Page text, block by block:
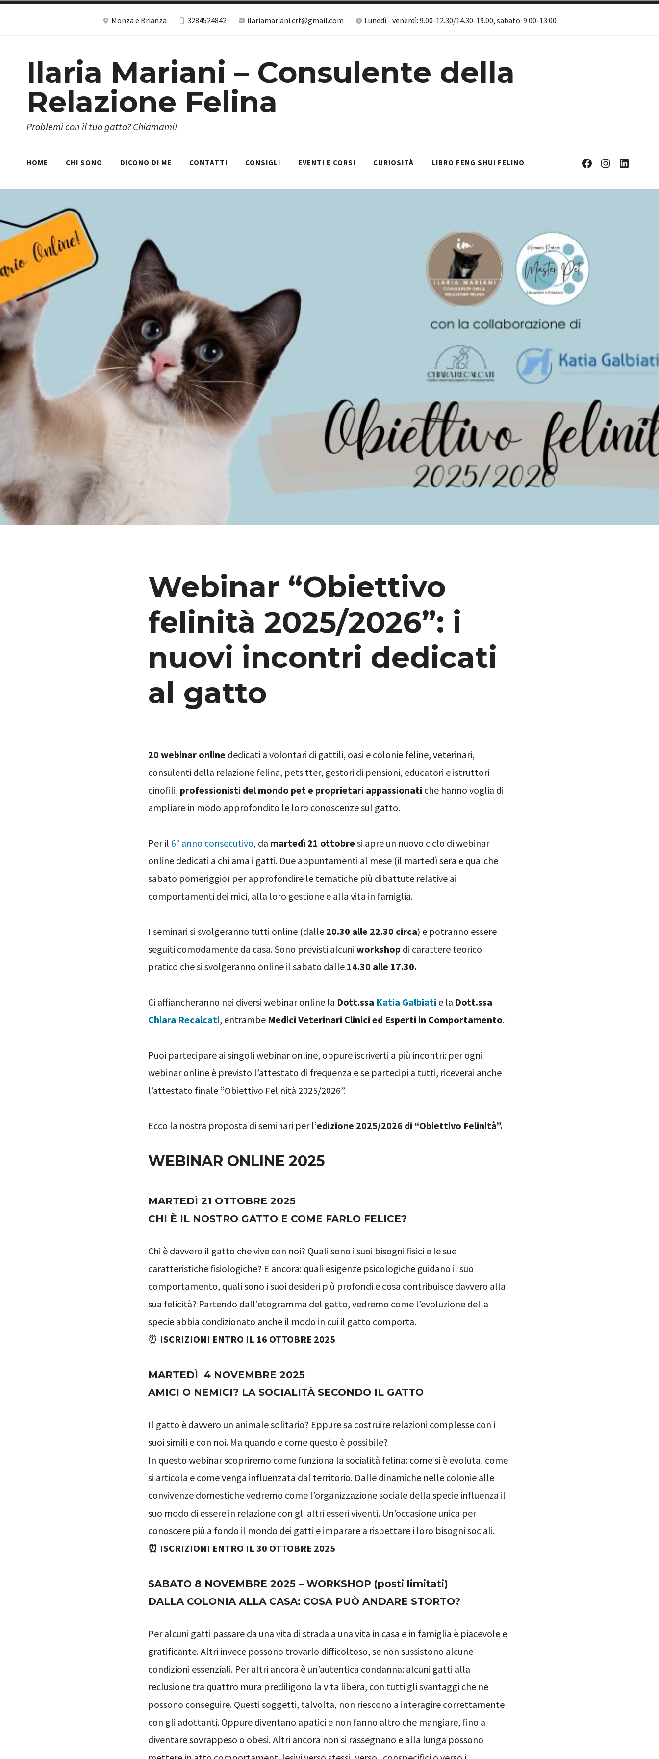
Skip
Monza e Brianza 3284524842 ilariamariani.crf@gmail.com Lunedì - venerdì: 9.00-12.30/14.30-19.00, sabato: 9.00-13.00
Ilaria Mariani – Consulente della
Relazione Felina
Problemi con il tuo gatto? Chiamami!
HOME CHI SONO DICONO DI ME CONTATTI CONSIGLI EVENTI E CORSI CURIOSITÀ LIBRO FENG SHUI FELINO
Facebook
Profile
Instagram
Profile
Linkedin
Profile
Webinar “Obiettivo
felinità 2025/2026”: i
nuovi incontri dedicati
al gatto
20 webinar online dedicati a volontari di gattili, oasi e colonie feline, veterinari,
consulenti della relazione felina, petsitter, gestori di pensioni, educatori e istruttori
cinofili, professionisti del mondo pet e proprietari appassionati che hanno voglia di
ampliare in modo approfondito le loro conoscenze sul gatto.
Per il 6° anno consecutivo, da martedì 21 ottobre si apre un nuovo ciclo di webinar
online dedicati a chi ama i gatti. Due appuntamenti al mese (il martedì sera e qualche
sabato pomeriggio) per approfondire le tematiche più dibattute relative ai
comportamenti dei mici, alla loro gestione e alla vita in famiglia.
I seminari si svolgeranno tutti online (dalle 20.30 alle 22.30 circa) e potranno essere
seguiti comodamente da casa. Sono previsti alcuni workshop di carattere teorico
pratico che si svolgeranno online il sabato dalle 14.30 alle 17.30.
Ci affiancheranno nei diversi webinar online la Dott.ssa Katia Galbiati e la Dott.ssa
Chiara Recalcati, entrambe Medici Veterinari Clinici ed Esperti in Comportamento.
Puoi partecipare ai singoli webinar online, oppure iscriverti a più incontri: per ogni
webinar online è previsto l’attestato di frequenza e se partecipi a tutti, riceverai anche
l’attestato finale “Obiettivo Felinità 2025/2026”.
Ecco la nostra proposta di seminari per l’edizione 2025/2026 di “Obiettivo Felinità”.
WEBINAR ONLINE 2025
MARTEDÌ 21 OTTOBRE 2025
CHI È IL NOSTRO GATTO E COME FARLO FELICE?
Chi è davvero il gatto che vive con noi? Quali sono i suoi bisogni fisici e le sue
caratteristiche fisiologiche? E ancora: quali esigenze psicologiche guidano il suo
comportamento, quali sono i suoi desideri più profondi e cosa contribuisce davvero alla
sua felicità? Partendo dall’etogramma del gatto, vedremo come l’evoluzione della
specie abbia condizionato anche il modo in cui il gatto comporta.
⏰ ISCRIZIONI ENTRO IL 16 OTTOBRE 2025
MARTEDÌ 4 NOVEMBRE 2025
AMICI O NEMICI? LA SOCIALITÀ SECONDO IL GATTO
Il gatto è davvero un animale solitario? Eppure sa costruire relazioni complesse con i
suoi simili e con noi. Ma quando e come questo è possibile?
In questo webinar scopriremo come funziona la socialità felina: come si è evoluta, come
si articola e come venga influenzata dal territorio. Dalle dinamiche nelle colonie alle
convivenze domestiche vedremo come l’organizzazione sociale della specie influenza il
suo modo di essere in relazione con gli altri esseri viventi. Un’occasione unica per
conoscere più a fondo il mondo dei gatti e imparare a rispettare i loro bisogni sociali.
⏰ ISCRIZIONI ENTRO IL 30 OTTOBRE 2025
SABATO 8 NOVEMBRE 2025 – WORKSHOP (posti limitati)
DALLA COLONIA ALLA CASA: COSA PUÒ ANDARE STORTO?
Per alcuni gatti passare da una vita di strada a una vita in casa e in famiglia è piacevole e
gratificante. Altri invece possono trovarlo difficoltoso, se non sussistono alcune
condizioni essenziali. Per altri ancora è un’autentica condanna: alcuni gatti alla
reclusione tra quattro mura prediligono la vita libera, con tutti gli svantaggi che ne
possono conseguire. Questi soggetti, talvolta, non riescono a interagire correttamente
con gli adottanti. Oppure diventano apatici e non fanno altro che mangiare, fino a
diventare sovrappeso o obesi. Altri ancora non si rassegnano e alla lunga possono